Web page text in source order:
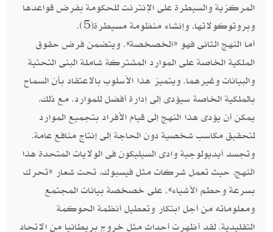
المركزية والسيطرة على الإنترنت للحكومة بفرض قواعدها
وبروتوكولاتها، وإنشاء منظومة مسيطرة(5).
أما النهج الثانى فهو «الخصخصة»، ويتضمن فرض حقوق
الملكية الخاصة على الموارد المشتركة شاملة البنى التحتية
والبيانات وغيرهما. ويتميز هذا الأسلوب بالاعتقاد بأن السماح
بالملكية الخاصة سيؤدى إلى إدارة أفضل للموارد. مع ذلك،
يمكن أن يؤدى هذا النهج إلى قيام الأفراد بتجميع الموارد
لتحقيق مكاسب شخصية دون الحاجة إلى إنتاج منافع عامة.
وتجسد أيديولوجية وادى السيليكون فى الولايات المتحدة هذا
النهج، حيث تعمل شركات مثل فيسبوك، تحت شعار «تحرك
بسرعة وحطم الأشياء»، على خصخصة بيانات المجتمع
ومعلوماته من أجل ابتكار وتعطيل أنظمة الحوكمة
التقليدية. لقد أظهرت أحداث مثل خروج بريطانيا من الاتحاد